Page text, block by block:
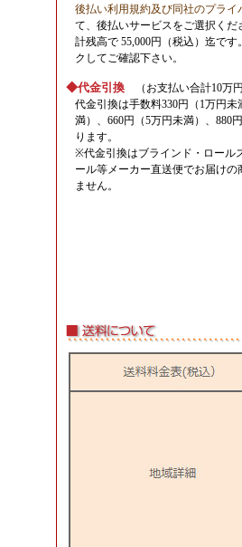
後払い利用規約及び同社のプライ
て、後払いサービスをご選択く
計残高で 55,000円（税込）迄で
クしてご確認下さい。
◆代金引換 （お支払い合計10万
代金引換は手数料330円（1万円未
満）、660円（5万円未満）、880
ります。
※代金引換はブラインド・ロール
ール等メーカー直送便でお届け
ません。